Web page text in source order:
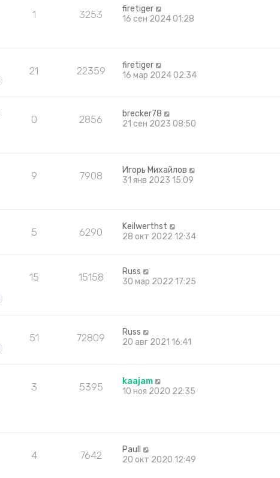
1 3253
firetiger
16 сен 2024 01:28
21 22359
firetiger
16 мар 2024 02:34
0 2856
brecker78
21 сен 2023 08:50
9 7908
Игорь Михайлов
31 янв 2023 15:09
5 6290
Keilwerthst
28 окт 2022 12:34
15 15158
Russ
30 мар 2022 17:25
51 72809
Russ
20 авг 2021 16:41
3 5395
kaajam
10 ноя 2020 22:35
4 7642
Paull
20 окт 2020 12:49